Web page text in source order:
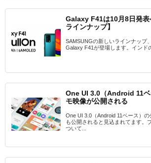
Galaxy F41は10月8日発
ラインナップ】
SAMSUNGの新しいラインナップ
Galaxy F41が登場します。インド
One UI 3.0（Android 11
モ映像が公開される
One UI 3.0（Android 11ベース）
も公開されると見込まれてます。
ついて...